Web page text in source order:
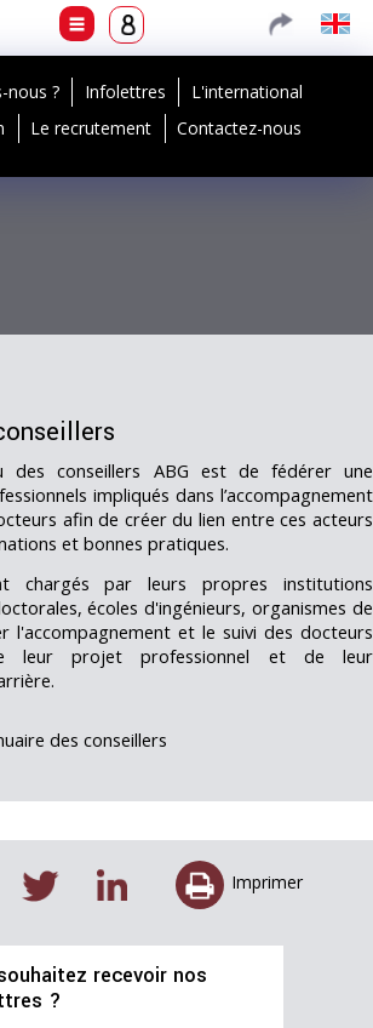
nous ? Infolettres
L'international
Le recrutement Contactez-nous
des conseillers ABG est de fédérer une
impliqués dans l’accompagnement
afin de créer du lien entre ces acteurs
et bonnes pratiques.
chargés par leurs propres institutions
écoles d'ingénieurs, organismes de
l'accompagnement et le suivi des docteurs
leur projet professionnel et de leur
des conseillers
Imprimer
recevoir nos
?